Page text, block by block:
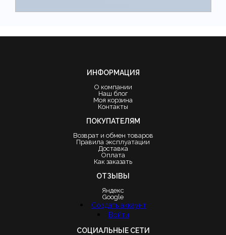
ИНФОРМАЦИЯ
О компании
Наш блог
Моя корзина
Контакты
ПОКУПАТЕЛЯМ
Возврат и обмен товаров
Правила эксплуатации
Доставка
Оплата
Как заказать
ОТЗЫВЫ
Яндекс
Google
Создать аккаунт
Войти
СОЦИАЛЬНЫЕ СЕТИ